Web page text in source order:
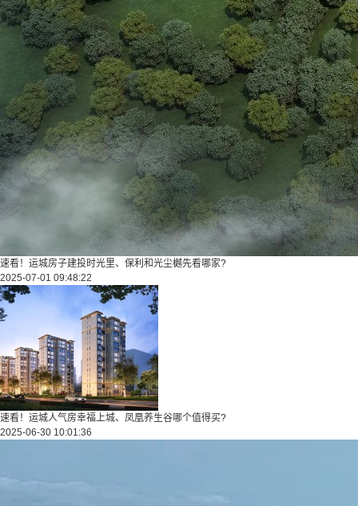
速看！运城房子建投时光里、保利和光尘樾先看哪家?
2025-07-01 09:48:22
速看！运城人气房幸福上城、凤凰养生谷哪个值得买?
2025-06-30 10:01:36